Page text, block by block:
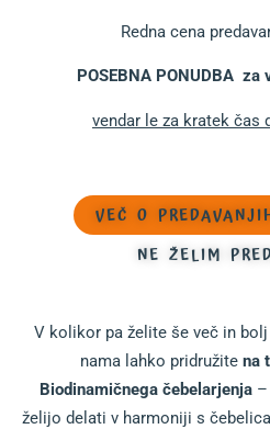
Redna cena
POSEBNA PONUDBA za
vendar le za kratek čas
VEČ O
NE ŽELIM
V kolikor pa želite še več in
nama lahko pridružite na
Biodinamičnega čebelarjenja
želijo delati v harmoniji s